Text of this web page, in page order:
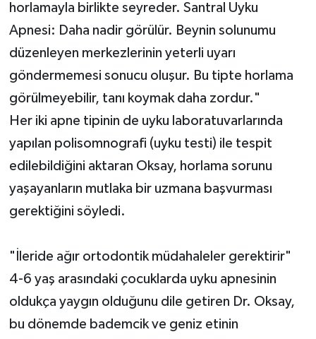
horlamayla birlikte seyreder. Santral Uyku
Apnesi: Daha nadir görülür. Beynin solunumu
düzenleyen merkezlerinin yeterli uyarı
göndermemesi sonucu oluşur. Bu tipte horlama
görülmeyebilir, tanı koymak daha zordur."
Her iki apne tipinin de uyku laboratuvarlarında
yapılan polisomnografi (uyku testi) ile tespit
edilebildiğini aktaran Oksay, horlama sorunu
yaşayanların mutlaka bir uzmana başvurması
gerektiğini söyledi.
"İleride ağır ortodontik müdahaleler gerektirir"
4-6 yaş arasındaki çocuklarda uyku apnesinin
oldukça yaygın olduğunu dile getiren Dr. Oksay,
bu dönemde bademcik ve geniz etinin